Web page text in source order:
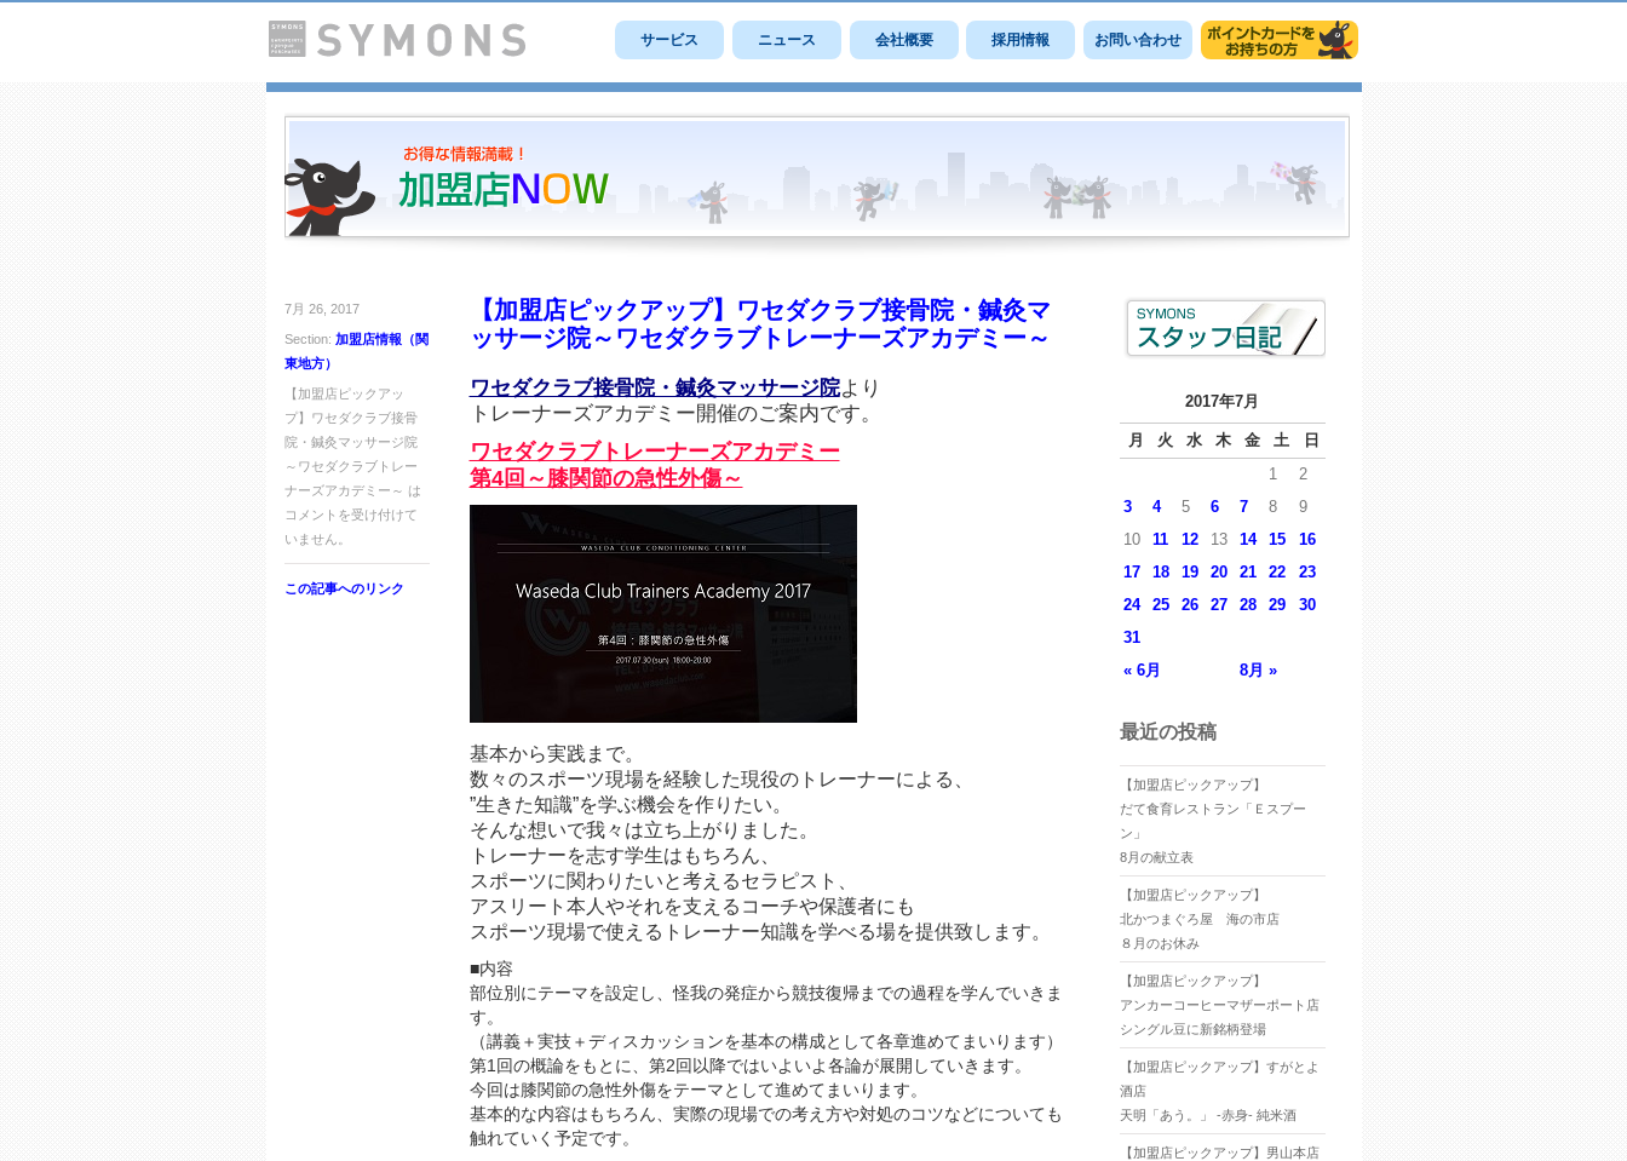
サービス ニュース 会社概要 採用情報 お問い合わせ
7月 26, 2017
Section: 加盟店情報（関
東地方）
【加盟店ピックアッ
プ】ワセダクラブ接骨
院・鍼灸マッサージ院
～ワセダクラブトレー
ナーズアカデミー～ は
コメントを受け付けて
いません。
この記事へのリンク
【加盟店ピックアップ】ワセダクラブ接骨院・鍼灸マ
ッサージ院～ワセダクラブトレーナーズアカデミー～
ワセダクラブ接骨院・鍼灸マッサージ院より
トレーナーズアカデミー開催のご案内です。
ワセダクラブトレーナーズアカデミー
第4回～膝関節の急性外傷～
基本から実践まで。
数々のスポーツ現場を経験した現役のトレーナーによる、
”生きた知識”を学ぶ機会を作りたい。
そんな想いで我々は立ち上がりました。
トレーナーを志す学生はもちろん、
スポーツに関わりたいと考えるセラピスト、
アスリート本人やそれを支えるコーチや保護者にも
スポーツ現場で使えるトレーナー知識を学べる場を提供致します。
■内容
部位別にテーマを設定し、怪我の発症から競技復帰までの過程を学んでいきま
す。
（講義＋実技＋ディスカッションを基本の構成として各章進めてまいります）
第1回の概論をもとに、第2回以降ではいよいよ各論が展開していきます。
今回は膝関節の急性外傷をテーマとして進めてまいります。
基本的な内容はもちろん、実際の現場での考え方や対処のコツなどについても
触れていく予定です。
2017年7月
月 火 水 木 金 土 日
« 6月 8月 »
1
2
3
4 5 6 7 8
9
10
11 12 13 14 15
16
17
18 19 20 21 22
23
24
25 26 27 28 29
30
31
最近の投稿
【加盟店ピックアップ】
だて食育レストラン「Ｅスプー
ン」
8月の献立表
【加盟店ピックアップ】
北かつまぐろ屋 海の市店
８月のお休み
【加盟店ピックアップ】
アンカーコーヒーマザーポート店
シングル豆に新銘柄登場
【加盟店ピックアップ】すがとよ
酒店
天明「あう。」 -赤身- 純米酒
【加盟店ピックアップ】男山本店